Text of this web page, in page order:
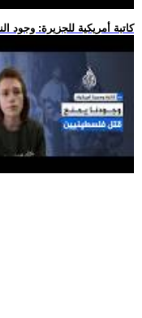
.. كاتبة أمريكية للجزيرة: